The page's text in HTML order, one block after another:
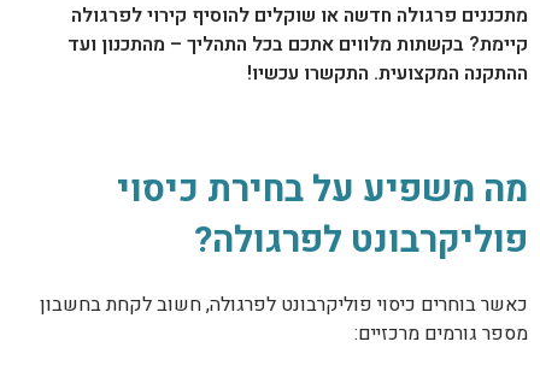
מתכננים פרגולה חדשה או שוקלים להוסיף קירוי לפרגולה
קיימת? בקשתות מלווים אתכם בכל התהליך – מהתכנון ועד
ההתקנה המקצועית. התקשרו עכשיו!
מה משפיע על בחירת כיסוי
פוליקרבונט לפרגולה?
כאשר בוחרים כיסוי פוליקרבונט לפרגולה, חשוב לקחת בחשבון
מספר גורמים מרכזיים: